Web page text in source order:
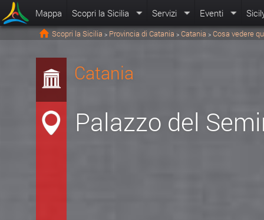
Mappa Scopri la Sicilia Servizi Eventi
Scopri la Sicilia > Provincia di Catania > Catania > Cosa vedere
Catania
Palazzo del